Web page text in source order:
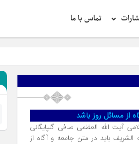
تماس با ما
از مسائل روز باشد
آیت الله العظمی صافی گلپایگانی
باید در متن جامعه و آگاه از